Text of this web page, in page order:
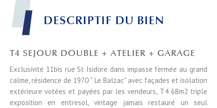
DESCRIPTIF DU BIEN
T4 SEJOUR DOUBLE + ATELIER + GARAGE
Exclusivité 11bis rue St Isidore dans impasse fermée au grand
calme, résidence de 1970 " Le Balzac" avec façades et isolation
extérieure votées et payées par les vendeurs, T4 68m2 triple
exposition en entresol, vintage jamais restauré un seul